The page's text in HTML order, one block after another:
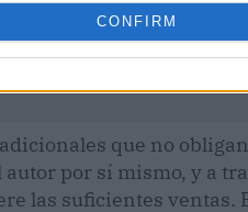
CONFIRM
que no
por sí mismo, y a
las suficientes ventas.